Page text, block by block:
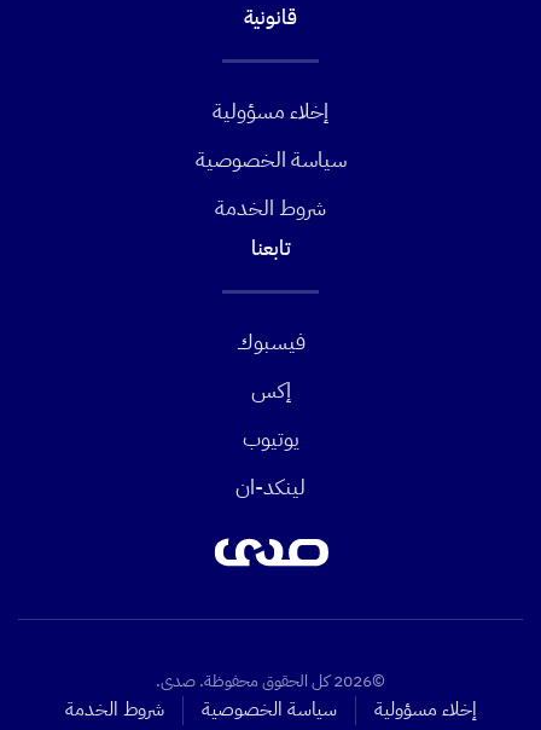
قانونية
إخلاء مسؤولية
سياسة الخصوصية
شروط الخدمة
تابعنا
فيسبوك
إكس
يوتيوب
لينكد-ان
©2026 كل الحقوق محفوظة. صدى.
إخلاء مسؤولية سياسة الخصوصية شروط الخدمة